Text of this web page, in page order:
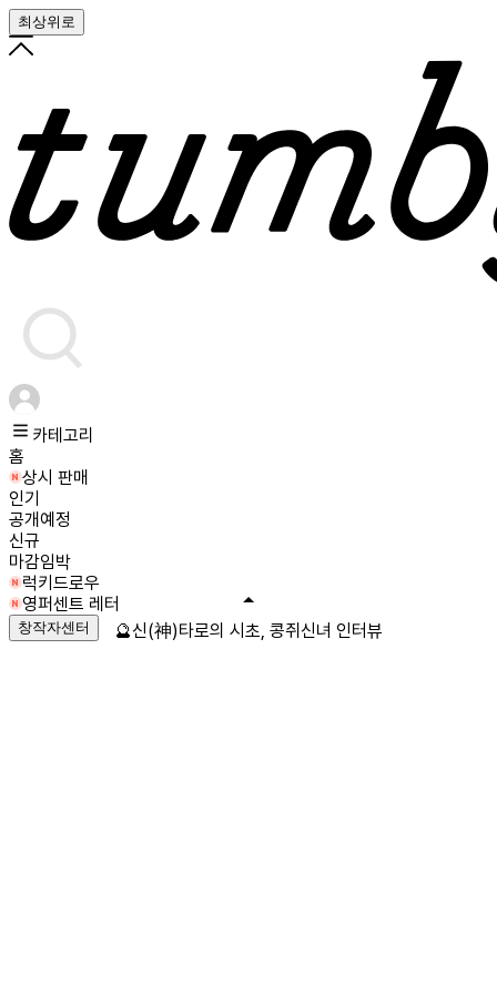
최상위로
카테고리
홈
상시 판매
인기
공개예정
신규
마감임박
럭키드로우
영퍼센트 레터
창작자센터 🔮신(神)타로의 시초, 콩쥐신녀 인터뷰